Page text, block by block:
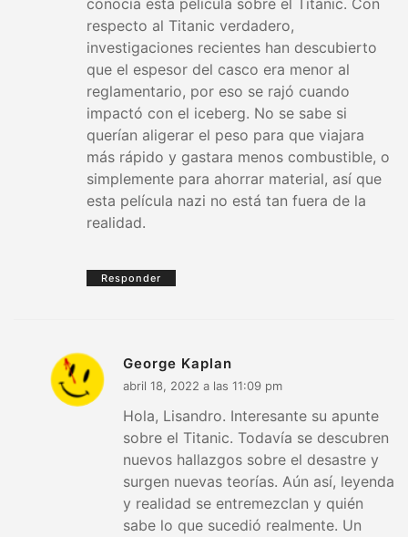
conocía esta película sobre el Titanic. Con
respecto al Titanic verdadero,
investigaciones recientes han descubierto
que el espesor del casco era menor al
reglamentario, por eso se rajó cuando
impactó con el iceberg. No se sabe si
querían aligerar el peso para que viajara
más rápido y gastara menos combustible, o
simplemente para ahorrar material, así que
esta película nazi no está tan fuera de la
realidad.
Responder
George Kaplan
abril 18, 2022 a las 11:09 pm
Hola, Lisandro. Interesante su apunte
sobre el Titanic. Todavía se descubren
nuevos hallazgos sobre el desastre y
surgen nuevas teorías. Aún así, leyenda
y realidad se entremezclan y quién
sabe lo que sucedió realmente. Un